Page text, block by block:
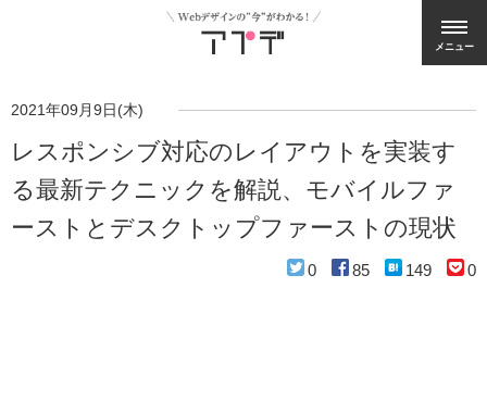
メニュー
2021年09月9日(木)
レスポンシブ対応のレイアウトを実装す
る最新テクニックを解説、モバイルファ
ーストとデスクトップファーストの現状
0 85 149 0